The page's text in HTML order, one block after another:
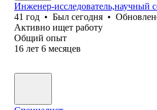
Инженер-исследователь,научный
41 год • Был сегодня •
Активно ищет работу
Общий опыт
16 лет 6 месяцев